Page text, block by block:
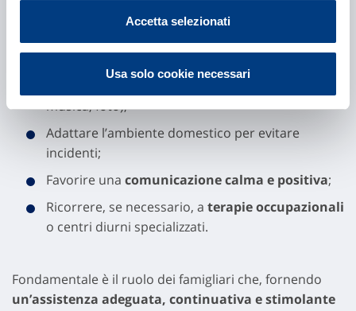
Accetta selezionati
Usa solo cookie necessari
musica, foto);
Adattare l’ambiente domestico per evitare
incidenti;
Favorire una comunicazione calma e positiva;
Ricorrere, se necessario, a terapie occupazionali
o centri diurni specializzati.
Fondamentale è il ruolo dei famigliari che, fornendo
un’assistenza adeguata, continuativa e stimolante